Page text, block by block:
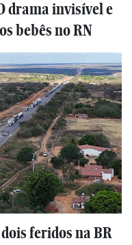
drama invisível e
bebês no RN
feridos na BR